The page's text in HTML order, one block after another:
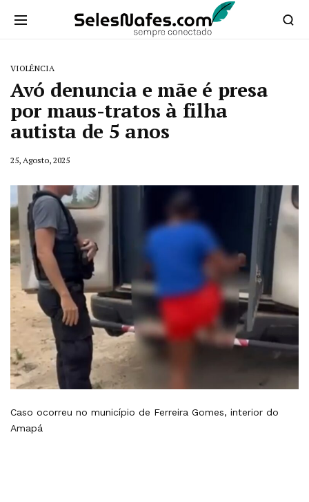
VIOLÊNCIA
Avó denuncia e mãe é presa
por maus-tratos à filha
autista de 5 anos
25, Agosto, 2025
Caso ocorreu no município de Ferreira Gomes, interior do
Amapá